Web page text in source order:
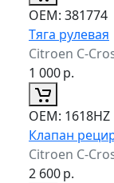
ОЕМ: 381774
Тяга рулевая
Citroen C-
1 000р.
ОЕМ: 1618HZ
Клапан
Citroen C-
2 600р.